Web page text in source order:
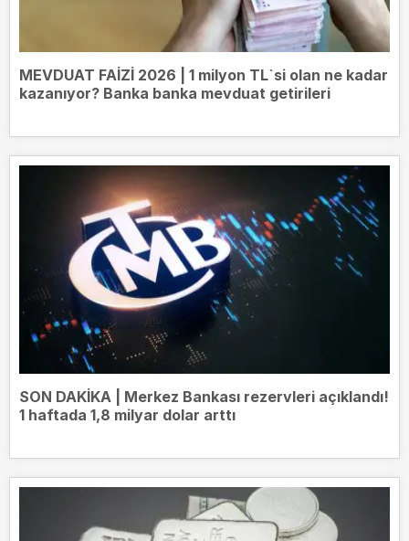
MEVDUAT FAİZİ 2026 | 1 milyon TL`si olan ne kadar
kazanıyor? Banka banka mevduat getirileri
SON DAKİKA | Merkez Bankası rezervleri açıklandı!
1 haftada 1,8 milyar dolar arttı